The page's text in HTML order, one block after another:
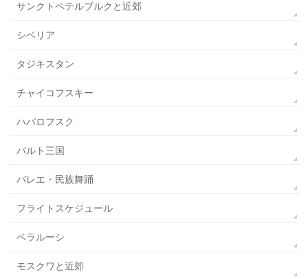
サンクトペテルブルクと近郊
シベリア
タジキスタン
チャイコフスキー
ハバロフスク
バルト三国
バレエ・民族舞踊
フライトスケジュール
ベラルーシ
モスクワと近郊